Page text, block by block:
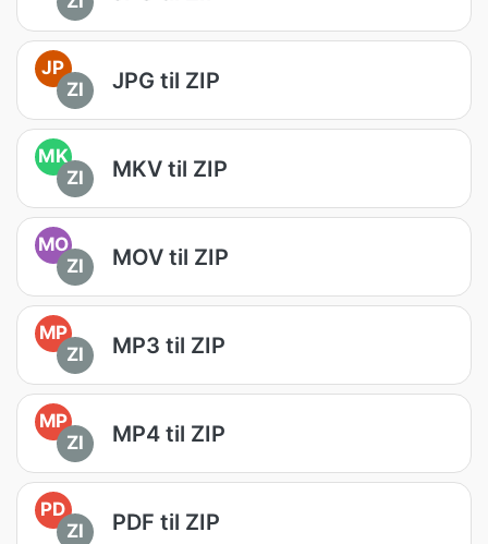
JP
ZI
JPG til ZIP
MK
ZI
MKV til ZIP
MO
ZI
MOV til ZIP
MP
ZI
MP3 til ZIP
MP
ZI
MP4 til ZIP
PD
ZI
PDF til ZIP